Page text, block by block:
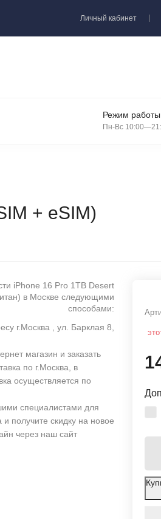
Личный кабинет
Режим работы
Пн-Вс
+ eSIM)
iPhone 16 Pro 1TB Desert
в Москве следующими
способами:
г.Москва , ул. Барклая 8,
магазин и заказать
по г.Москва, в
осуществляется по
специалистами для
и получите скидку на новое
через наш сайт